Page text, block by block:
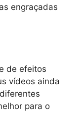
engraçadas
de efeitos
vídeos ainda
para o